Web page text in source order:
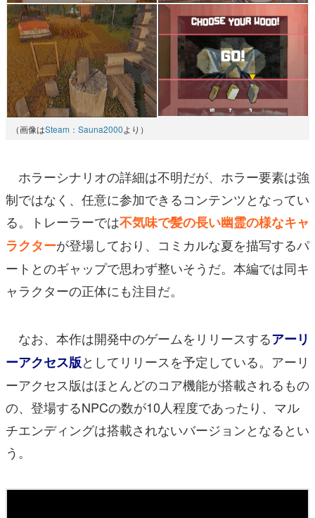
（画像はSteam：Sauna2000より）
ホラーシナリオの詳細は不明だが、ホラー要素は強
制ではなく、任意に参加できるコンテンツとなってい
る。トレーラーでは不気味で髪の長い幽霊の様なキャ
ラクターが登場しており、コミカルな夏を描写するパ
ートとのギャップで思わず整いそうだ。本編では同キ
ャラクターの正体にも注目だ。
なお、本作は開発中のゲームをリリースするアーリ
ーアクセス版としてリリースを予定している。アーリ
ーアクセス版はほとんどのコア機能が搭載されるもの
の、登場するNPCの数が10人程度であったり、マル
チエンディングは搭載されないバージョンとなるとい
う。